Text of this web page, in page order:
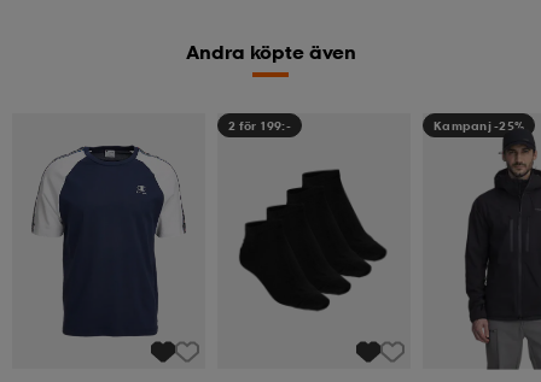
Andra köpte även
2 för 199:- Kampanj -25%